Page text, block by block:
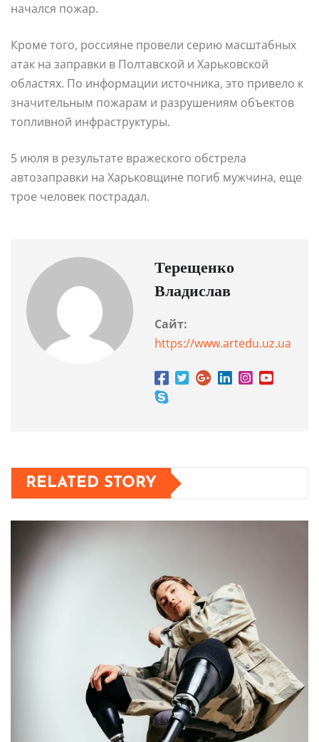
начался пожар.
Кроме того, россияне провели серию масштабных
атак на заправки в Полтавской и Харьковской
областях. По информации источника, это привело к
значительным пожарам и разрушениям объектов
топливной инфраструктуры.
5 июля в результате вражеского обстрела
автозаправки на Харьковщине погиб мужчина, еще
трое человек пострадал.
Терещенко
Владислав
Сайт:
https://www.artedu.uz.ua
RELATED STORY